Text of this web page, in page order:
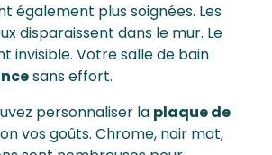
également plus soignées. Les
disparaissent dans le mur. Le
invisible. Votre salle de bain
sans effort.
personnaliser la plaque de
vos goûts. Chrome, noir mat,